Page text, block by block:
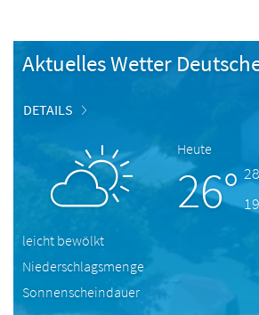
Aktuelles Wetter
DETAILS
Heute
26°
leicht bewölkt
Niederschlagsmenge
Sonnenscheindauer